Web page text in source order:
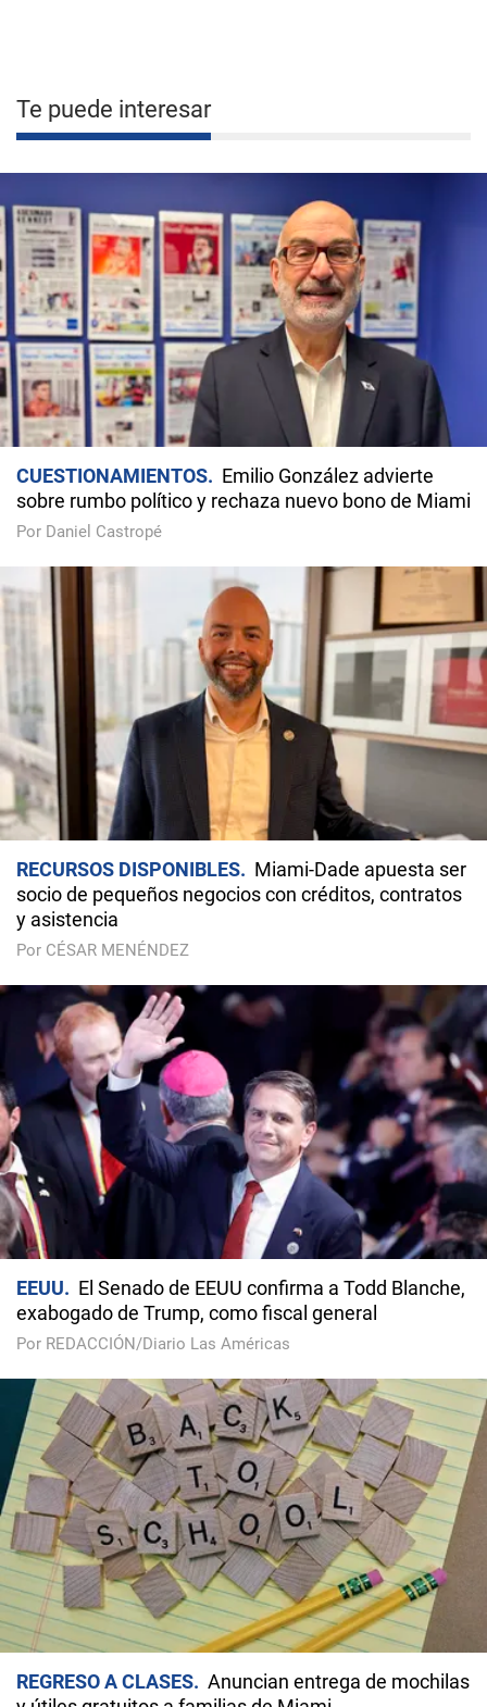
Te puede interesar
CUESTIONAMIENTOS
Emilio González advierte
sobre rumbo político y rechaza nuevo bono de Miami
Por Daniel Castropé
RECURSOS DISPONIBLES
Miami-Dade apuesta ser
socio de pequeños negocios con créditos, contratos
y asistencia
Por CÉSAR MENÉNDEZ
EEUU
El Senado de EEUU confirma a Todd Blanche,
exabogado de Trump, como fiscal general
Por REDACCIÓN/Diario Las Américas
REGRESO A CLASES
Anuncian entrega de mochilas